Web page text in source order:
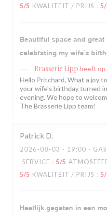
5/5 KWALITEIT / PRIJS : 5
Beautiful space and
celebrating my wife’s
Brasserie Lipp heeft op
Hello Pritchard, What a joy
your wife's birthday turned
evening. We hope to
The Brasserie Lipp team!
Patrick D
2026-08-03 - 19:00 -
SERVICE : 5/5
5/5 KWALITEIT / PRIJS : 5
Heerlijk gegeten in een